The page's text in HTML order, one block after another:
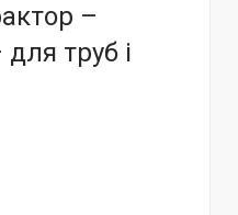
–
труб і